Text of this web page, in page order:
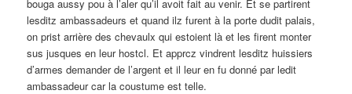
bouga aussy pou à l’aler qu’il avoit fait au venir. Et se partirent
lesditz ambassadeurs et quand ilz furent à la porte dudit palais,
on prist arrière des chevaulx qui estoient là et les firent monter
sus jusques en leur hostcl. Et apprcz vindrent lesditz huissiers
d’armes demander de l’argent et il leur en fu donné par ledit
ambassadeur car la coustume est telle.